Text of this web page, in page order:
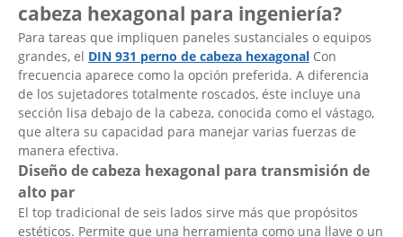
cabeza hexagonal para ingeniería?
Para tareas que impliquen paneles sustanciales o equipos
grandes, el DIN 931 perno de cabeza hexagonal Con
frecuencia aparece como la opción preferida. A diferencia
de los sujetadores totalmente roscados, éste incluye una
sección lisa debajo de la cabeza, conocida como el vástago,
que altera su capacidad para manejar varias fuerzas de
manera efectiva.
Diseño de cabeza hexagonal para transmisión de
alto par
El top tradicional de seis lados sirve más que propósitos
estéticos. Permite que una herramienta como una llave o un